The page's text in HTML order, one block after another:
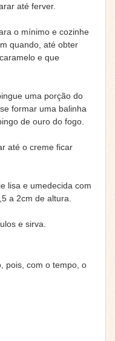
até ferver.
o mínimo e cozinhe
quando, até obter
e que
uma porção do
formar uma balinha
de ouro do fogo.
até o creme ficar
lisa e umedecida com
a 2cm de altura.
e sirva.
pois, com o tempo, o